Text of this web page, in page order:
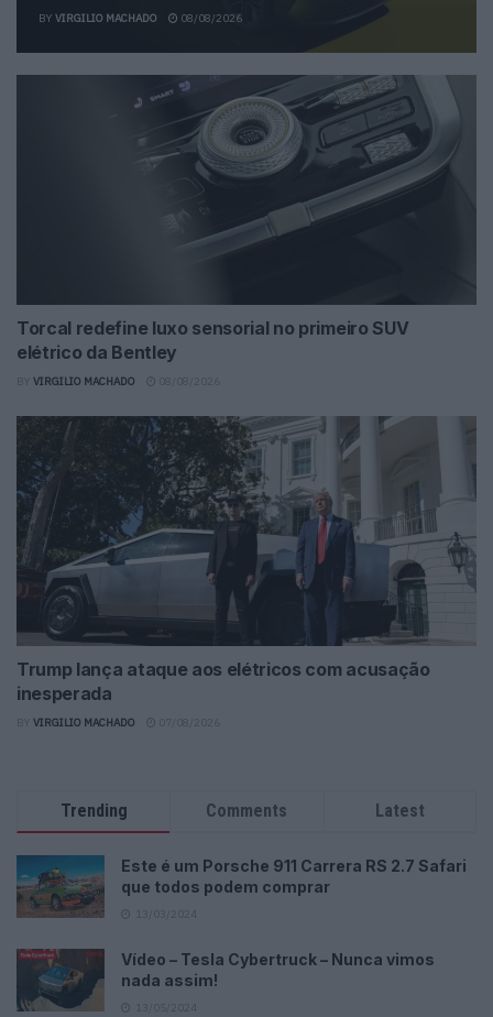
BY VIRGILIO MACHADO 08/08/2026
Torcal redefine luxo sensorial no primeiro SUV
elétrico da Bentley
VIRGILIO MACHADO
Trump lança ataque aos elétricos com acusação
inesperada
VIRGILIO MACHADO
Trending Comments Latest
Este é um Porsche 911 Carrera RS 2.7 Safari
que todos podem comprar
Vídeo – Tesla Cybertruck – Nunca vimos
nada assim!